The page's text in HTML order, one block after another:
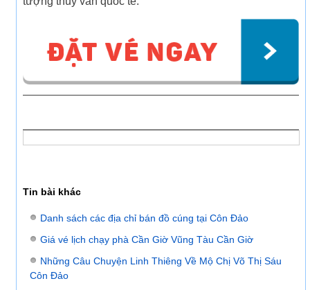
Tin bài khác
Danh sách các địa chỉ bán đồ cúng tại Côn Đảo
Giá vé lịch chạy phà Cần Giờ Vũng Tàu Cần Giờ
Những Câu Chuyện Linh Thiêng Về Mộ Chị Võ Thị Sáu
Côn Đảo